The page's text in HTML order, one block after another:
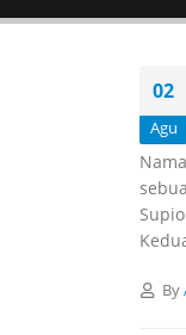
02
Agu
By